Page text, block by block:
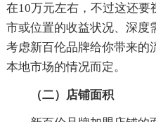
在10万元左右，不过这还
市或位置的收益状况、深度
考虑新百伦品牌给你带来的
本地市场的情况而定。
（二）店铺面积